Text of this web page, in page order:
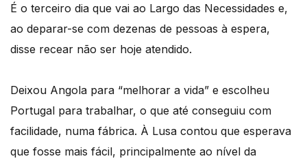
É o terceiro dia que vai ao Largo das Necessidades e,
ao deparar-se com dezenas de pessoas à espera,
disse recear não ser hoje atendido.
Deixou Angola para “melhorar a vida” e escolheu
Portugal para trabalhar, o que até conseguiu com
facilidade, numa fábrica. À Lusa contou que esperava
que fosse mais fácil, principalmente ao nível da